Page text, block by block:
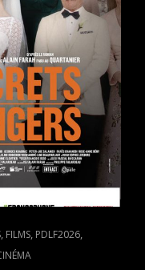
, FILMS, PDLF2026,